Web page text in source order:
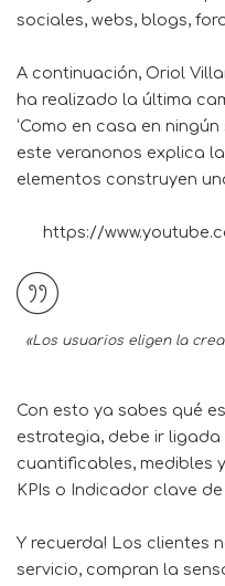
sociales, webs, blogs,
A continuación, Oriol
ha realizado la última
‘Como en casa en
este veranonos explica
elementos construyen
https://
«Los usuarios eligen la
Con esto ya sabes qué
estrategia, debe ir ligada
cuantificables, medibles
KPIs o Indicador clave
Y recuerda! Los clientes
servicio, compran la